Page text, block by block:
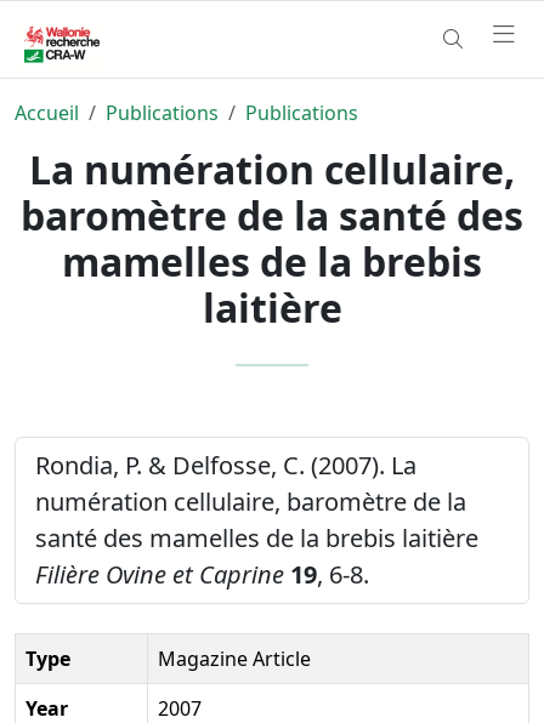
Accueil Publications Publications
La numération cellulaire,
baromètre de la santé des
mamelles de la brebis
laitière
Rondia, P. & Delfosse, C. (2007). La
numération cellulaire, baromètre de la
santé des mamelles de la brebis laitière
Filière Ovine et Caprine 19, 6-8.
Type
Magazine Article
Year
2007